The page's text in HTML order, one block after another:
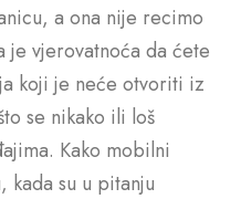
a ona nije recimo
je vjerovatnoća da ćete
koji je neće otvoriti iz
se nikako ili loš
Kako mobilni
kada su u pitanju